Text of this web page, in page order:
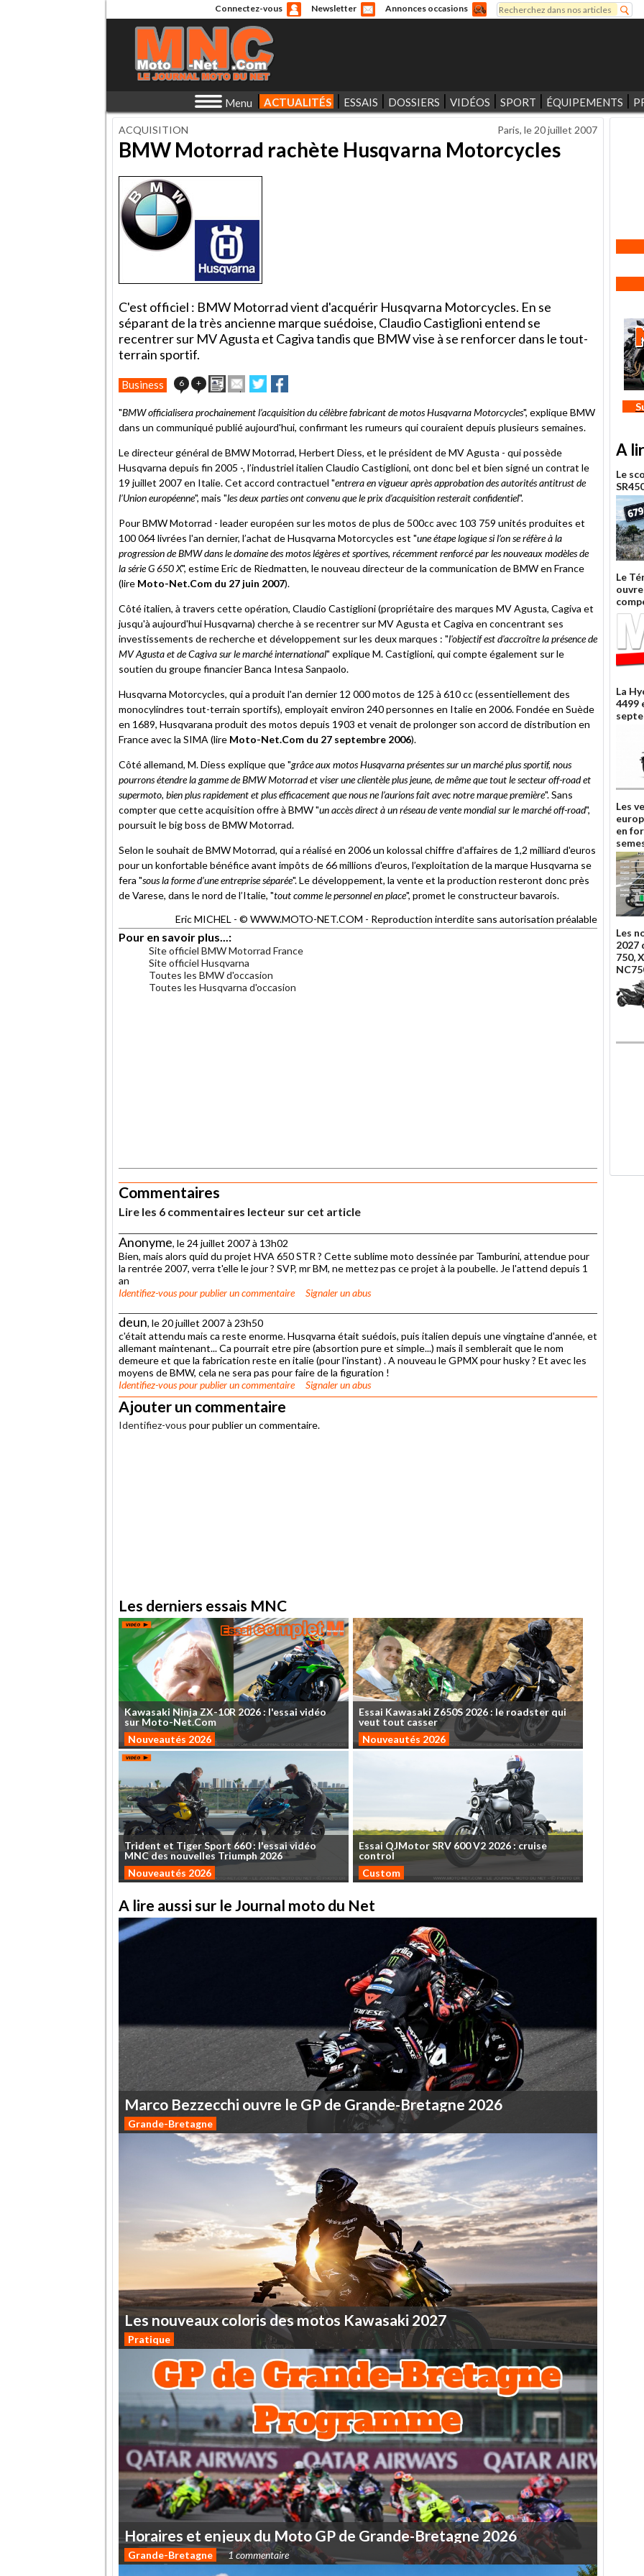
Connectez-vous Newsletter Annonces occasions
Formulaire de recherche
Rechercher
Menu ACTUALITÉS ESSAIS DOSSIERS VIDÉOS SPORT ÉQUIPEMENTS
ACQUISITION Paris, le 20 juillet 2007
BMW Motorrad rachète Husqvarna Motorcycles
C'est officiel : BMW Motorrad vient d'acquérir Husqvarna Motorcycles. En se
séparant de la très ancienne marque suédoise, Claudio Castiglioni entend se
recentrer sur MV Agusta et Cagiva tandis que BMW vise à se renforcer dans le tout-
terrain sportif.
Business 6 + ImprimerEnvoyer
cet
à
un
Partager
sur
sur
"BMW officialisera prochainement l’acquisition du célèbre fabricant de motos Husqvarna Motorcycles", explique BMW
dans un communiqué publié aujourd'hui, confirmant les rumeurs qui couraient depuis plusieurs semaines.
Le directeur général de BMW Motorrad, Herbert Diess, et le président de MV Agusta - qui possède
Husqvarna depuis fin 2005 -, l’industriel italien Claudio Castiglioni, ont donc bel et bien signé un contrat le
19 juillet 2007 en Italie. Cet accord contractuel "entrera en vigueur après approbation des autorités antitrust de
l’Union européenne", mais "les deux parties ont convenu que le prix d’acquisition resterait confidentiel".
Pour BMW Motorrad - leader européen sur les motos de plus de 500cc avec 103 759 unités produites et
100 064 livrées l'an dernier, l’achat de Husqvarna Motorcycles est "une étape logique si l’on se réfère à la
progression de BMW dans le domaine des motos légères et sportives, récemment renforcé par les nouveaux modèles de
la série G 650 X", estime Eric de Riedmatten, le nouveau directeur de la communication de BMW en France
(lire Moto-Net.Com du 27 juin 2007).
Côté italien, à travers cette opération, Claudio Castiglioni (propriétaire des marques MV Agusta, Cagiva et
jusqu'à aujourd'hui Husqvarna) cherche à se recentrer sur MV Agusta et Cagiva en concentrant ses
investissements de recherche et développement sur les deux marques : "l'objectif est d'accroître la présence de
MV Agusta et de Cagiva sur le marché international" explique M. Castiglioni, qui compte également sur le
soutien du groupe financier Banca Intesa Sanpaolo.
Husqvarna Motorcycles, qui a produit l'an dernier 12 000 motos de 125 à 610 cc (essentiellement des
monocylindres tout-terrain sportifs), employait environ 240 personnes en Italie en 2006. Fondée en Suède
en 1689, Husqvarana produit des motos depuis 1903 et venait de prolonger son accord de distribution en
France avec la SIMA (lire Moto-Net.Com du 27 septembre 2006).
Côté allemand, M. Diess explique que "grâce aux motos Husqvarna présentes sur un marché plus sportif, nous
pourrons étendre la gamme de BMW Motorrad et viser une clientèle plus jeune, de même que tout le secteur off-road et
supermoto, bien plus rapidement et plus efficacement que nous ne l’aurions fait avec notre marque première". Sans
compter que cette acquisition offre à BMW "un accès direct à un réseau de vente mondial sur le marché off-road",
poursuit le big boss de BMW Motorrad.
Selon le souhait de BMW Motorrad, qui a réalisé en 2006 un kolossal chiffre d'affaires de 1,2 milliard d'euros
pour un konfortable bénéfice avant impôts de 66 millions d'euros, l’exploitation de la marque Husqvarna se
fera "sous la forme d’une entreprise séparée". Le développement, la vente et la production resteront donc près
de Varese, dans le nord de l’Italie, "tout comme le personnel en place", promet le constructeur bavarois.
Eric MICHEL - © WWW.MOTO-NET.COM - Reproduction interdite sans autorisation préalable
Pour en savoir plus...:
Site officiel BMW Motorrad France
Site officiel Husqvarna
Toutes les BMW d'occasion
Toutes les Husqvarna d'occasion
Commentaires
Lire les 6 commentaires lecteur sur cet article
Anonyme, le 24 juillet 2007 à 13h02
Bien, mais alors quid du projet HVA 650 STR ? Cette sublime moto dessinée par Tamburini, attendue pour
la rentrée 2007, verra t'elle le jour ? SVP, mr BM, ne mettez pas ce projet à la poubelle. Je l'attend depuis 1
an
Identifiez-vouspour publier un commentaire Signaler un abus
deun, le 20 juillet 2007 à 23h50
c'était attendu mais ca reste enorme. Husqvarna était suédois, puis italien depuis une vingtaine d'année, et
allemant maintenant... Ca pourrait etre pire (absortion pure et simple...) mais il semblerait que le nom
demeure et que la fabrication reste en italie (pour l'instant) . A nouveau le GPMX pour husky ? Et avec les
moyens de BMW, cela ne sera pas pour faire de la figuration !
Identifiez-vouspour publier un commentaire Signaler un abus
Ajouter un commentaire
Identifiez-vous pour publier un commentaire.
Les derniers essais MNC
Kawasaki NinjaZX-10R 2026 : l'essai vidéo
sur Moto-Net.Com
Nouveautés 2026
Essai Kawasaki Z650S2026: le roadster qui
veut tout casser
Nouveautés 2026
Trident et TigerSport 660: l'essaividéo
MNCdesnouvelles Triumph2026
Nouveautés 2026
Essai QJMotorSRV 600V2 2026: cruise
control
Custom
A lire aussi sur le Journal moto du Net
Marco Bezzecchi ouvre le GP de Grande-Bretagne 2026
Grande-Bretagne
Lesnouveauxcoloris desmotos Kawasaki 2027
Pratique
Horaires et enjeux du Moto GP de Grande-Bretagne 2026
Grande-Bretagne 1 commentaire
A
Le
Le
La
4499
Les
en
Les
2027
750,